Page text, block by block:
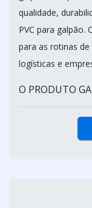
qualidade,
PVC para galpão.
para as rotinas
logísticas e
O PRODUTO